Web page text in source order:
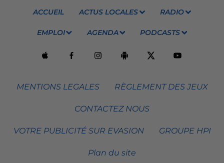
ACCUEIL ACTUS LOCALES RADIO
EMPLOI AGENDA PODCASTS
MENTIONS LEGALES RÈGLEMENT DES JEUX
CONTACTEZ NOUS
VOTRE PUBLICITÉ SUR EVASION GROUPE HPI
Plan du site